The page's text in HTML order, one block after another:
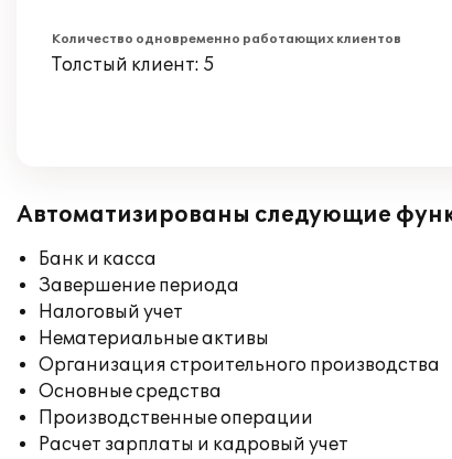
Количество одновременно работающих клиентов
Толстый клиент: 5
Автоматизированы следующие
Банк и касса
Завершение периода
Налоговый учет
Нематериальные активы
Организация строительного производства
Основные средства
Производственные операции
Расчет зарплаты и кадровый учет